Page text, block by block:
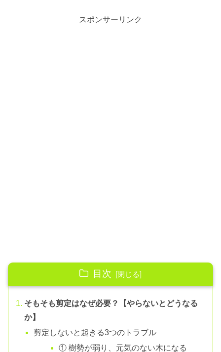
スポンサーリンク
目次
そもそも剪定はなぜ必要？【やらないとどうなる
か】
剪定しないと起きる3つのトラブル
① 樹勢が弱り、元気のない木になる